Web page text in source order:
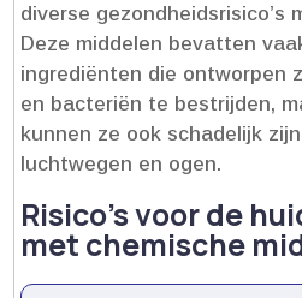
diverse gezondheidsrisico’s
Deze middelen bevatten
ingrediënten die ontworpen
en bacteriën te bestrijden,
kunnen ze ook schadelijk
luchtwegen en ogen.​
Risico’s voor de
met chemische